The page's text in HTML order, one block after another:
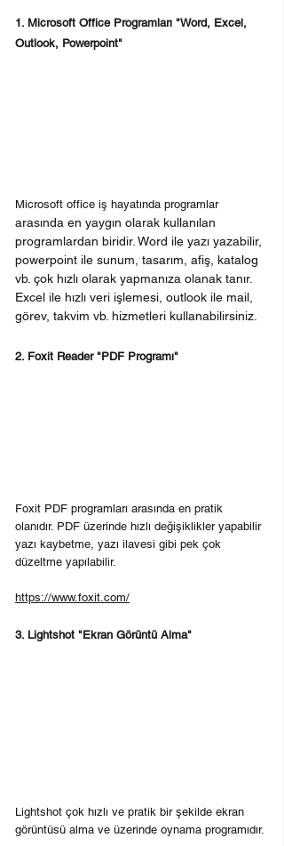
1. Microsoft Office Programları "Word, Excel,
Outlook, Powerpoint"
Microsoft office iş hayatında programlar
arasında en yaygın olarak kullanılan
programlardan biridir. Word ile yazı yazabilir,
powerpoint ile sunum, tasarım, afiş, katalog
vb. çok hızlı olarak yapmanıza olanak tanır.
Excel ile hızlı veri işlemesi, outlook ile mail,
görev, takvim vb. hizmetleri kullanabilirsiniz.
2. Foxit Reader "PDF Programı"
Foxit PDF programları arasında en pratik
olanıdır. PDF üzerinde hızlı değişiklikler yapabilir
yazı kaybetme, yazı ilavesi gibi pek çok
düzeltme yapılabilir.
https://www.foxit.com/
3. Lightshot "Ekran Görüntü Alma"
Lightshot çok hızlı ve pratik bir şekilde ekran
görüntüsü alma ve üzerinde oynama programıdır.